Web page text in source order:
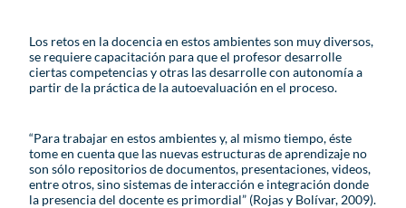
Los retos en la docencia en estos ambientes son muy diversos,
se requiere capacitación para que el profesor desarrolle
ciertas competencias y otras las desarrolle con autonomía a
partir de la práctica de la autoevaluación en el proceso.
“Para trabajar en estos ambientes y, al mismo tiempo, éste
tome en cuenta que las nuevas estructuras de aprendizaje no
son sólo repositorios de documentos, presentaciones, videos,
entre otros, sino sistemas de interacción e integración donde
la presencia del docente es primordial” (Rojas y Bolívar, 2009).